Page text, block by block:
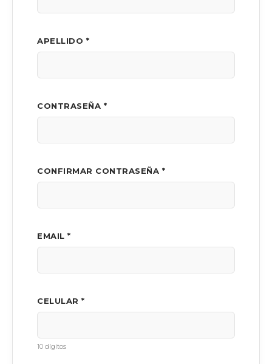
APELLIDO *
CONTRASEÑA *
CONFIRMAR CONTRASEÑA *
EMAIL *
CELULAR *
10 dígitos